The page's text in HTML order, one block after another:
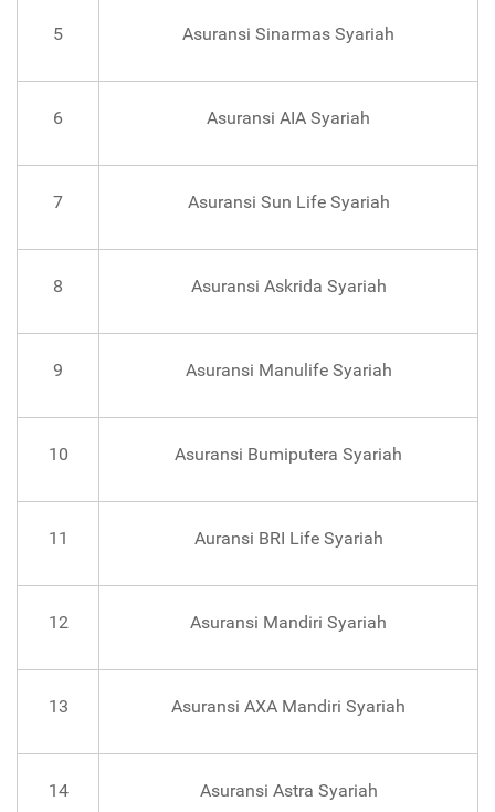
5 Asuransi Sinarmas Syariah
6 Asuransi AIA Syariah
7 Asuransi Sun Life Syariah
8 Asuransi Askrida Syariah
9 Asuransi Manulife Syariah
10 Asuransi Bumiputera Syariah
11 Auransi BRI Life Syariah
12 Asuransi Mandiri Syariah
13 Asuransi AXA Mandiri Syariah
14 Asuransi Astra Syariah